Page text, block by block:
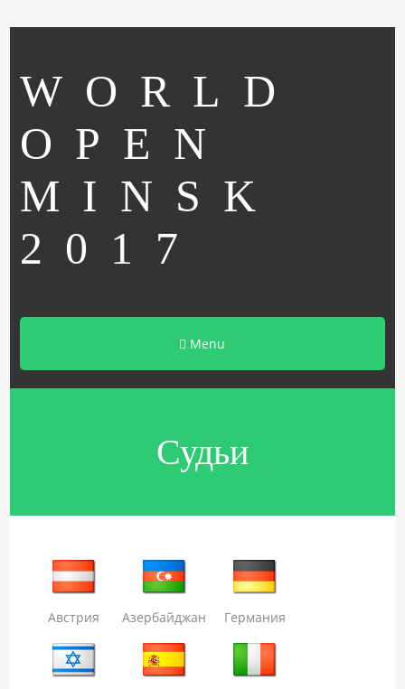
WORLD
OPEN
MINSK
2017
Menu
Судьи
Австрия Азербайджан Германия